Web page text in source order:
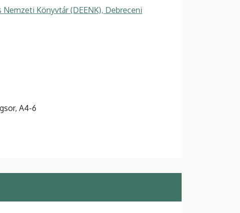
Könyvtár (DEENK), Debreceni
A4-6